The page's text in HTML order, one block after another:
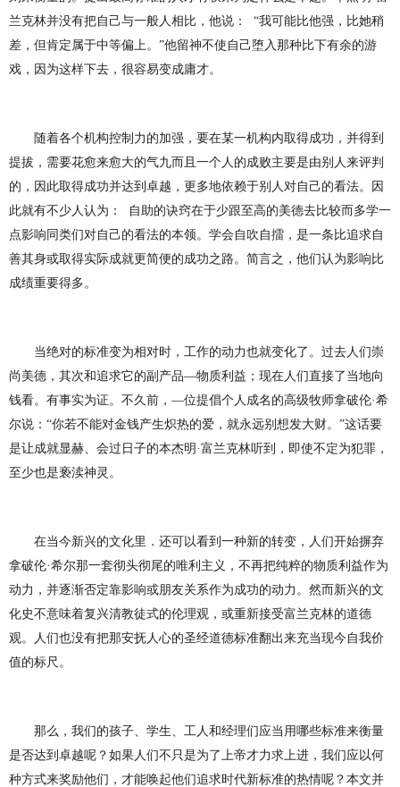
兰克林并没有把自己与一般人相比，他说： “我可能比他强，比她稍
差，但肯定属于中等偏上。”他留神不使自己堕入那种比下有余的游
戏，因为这样下去，很容易变成庸才。
随着各个机构控制力的加强，要在某一机构内取得成功，并得到
提拔，需要花愈来愈大的气九而且一个人的成败主要是由别人来评判
的，因此取得成功并达到卓越，更多地依赖于别人对自己的看法。因
此就有不少人认为： 自助的诀窍在于少跟至高的美德去比较而多学一
点影响同类们对自己的看法的本领。学会自吹自擂，是一条比追求自
善其身或取得实际成就更简便的成功之路。简言之，他们认为影响比
成绩重要得多。
当绝对的标准变为相对时，工作的动力也就变化了。过去人们崇
尚美德，其次和追求它的副产品—物质利益；现在人们直接了当地向
钱看。有事实为证。不久前，—位提倡个人成名的高级牧师拿破伦·希
尔说：“你若不能对金钱产生炽热的爱，就永远别 想发大财。”这话要
是让成就显赫、会过日子的本杰明·富兰克林听到， 即使不定为犯罪，
至少也是亵渎神灵。
在当今新兴的文化里．还可以看到一种新的转变， 人们开始摒弃
拿破伦·希尔那一套彻头彻尾的唯利主义，不再把纯粹的物质利益作为
动力， 并逐渐否定靠影响或朋友关系作为成功的动力。然而新兴的文
化史不意味着复兴清教徒式的伦理观， 或重新接受富兰克林的道德
观。人们也没有把那安抚人心的圣经道德标准翻出来充当现今自我价
值的标尺。
那么，我们的孩子、学生、工人和经理们应当用哪些标准来衡量
是否达到卓越呢 ？ 如果人们不只是为了上帝才力求上进 ，我们应以何
种方式来奖励他们，才能唤起他们追求时代新标准的热情呢 ？ 本文并